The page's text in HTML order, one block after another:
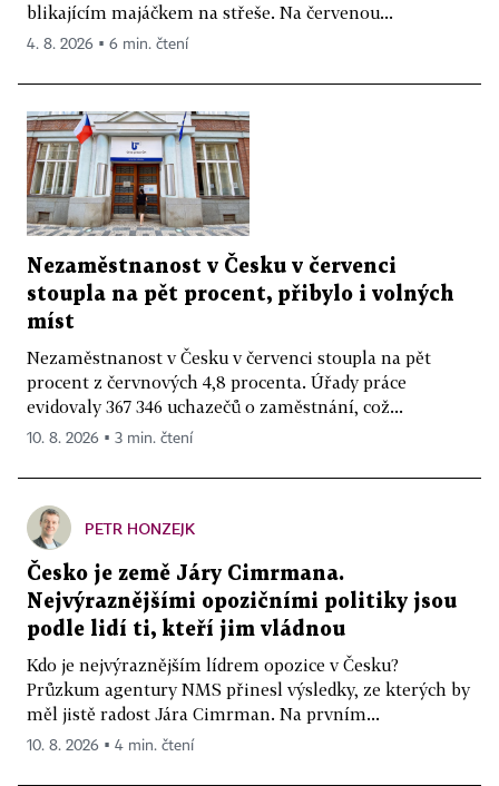
blikajícím majáčkem na střeše. Na červenou...
4. 8. 2026 ▪ 6 min. čtení
Nezaměstnanost v Česku v červenci
stoupla na pět procent, přibylo i volných
míst
Nezaměstnanost v Česku v červenci stoupla na pět
procent z červnových 4,8 procenta. Úřady práce
evidovaly 367 346 uchazečů o zaměstnání, což...
10. 8. 2026 ▪ 3 min. čtení
PETR HONZEJK
Česko je země Járy Cimrmana.
Nejvýraznějšími opozičními politiky jsou
podle lidí ti, kteří jim vládnou
Kdo je nejvýraznějším lídrem opozice v Česku?
Průzkum agentury NMS přinesl výsledky, ze kterých by
měl jistě radost Jára Cimrman. Na prvním...
10. 8. 2026 ▪ 4 min. čtení